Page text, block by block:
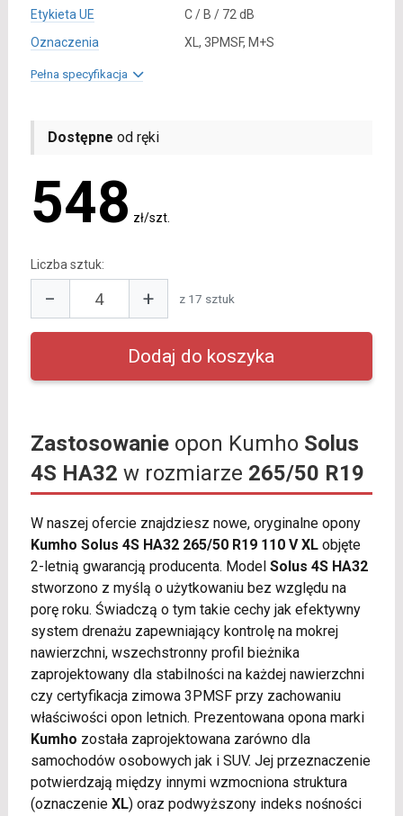
Etykieta UE
C / B / 72 dB
Oznaczenia
XL, 3PMSF, M+S
Pełna specyfikacja
Dostępne od ręki
548 zł/szt.
Liczba sztuk:
− + z 17 sztuk
Zastosowanieopon Kumho Solus
4S HA32 w rozmiarze 265/50 R19
W naszej ofercie znajdziesz nowe, oryginalne opony
Kumho Solus 4S HA32 265/50 R19 110 V XLobjęte
2-letnią gwarancją producenta. Model Solus 4S HA32
stworzono z myślą o użytkowaniu bez względu na
porę roku. Świadczą o tym takie cechy jak efektywny
system drenażu zapewniający kontrolę na mokrej
nawierzchni, wszechstronny profil bieżnika
zaprojektowany dla stabilności na każdej nawierzchni
czy certyfikacja zimowa 3PMSF przy zachowaniu
właściwości opon letnich. Prezentowana opona marki
Kumho została zaprojektowana zarówno dla
samochodów osobowych jak i SUV. Jej przeznaczenie
potwierdzają między innymi wzmocniona struktura
(oznaczenie XL) oraz podwyższony indeks nośności